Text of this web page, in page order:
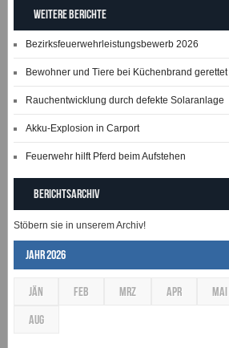
Weitere Berichte
Bezirksfeuerwehrleistungsbewerb 2026
Bewohner und Tiere bei Küchenbrand gerettet
Rauchentwicklung durch defekte Solaranlage
Akku-Explosion in Carport
Feuerwehr hilft Pferd beim Aufstehen
Berichtsarchiv
Stöbern sie in unserem Archiv!
Jahr 2026
JÄN FEB MRZ APR MAI
AUG